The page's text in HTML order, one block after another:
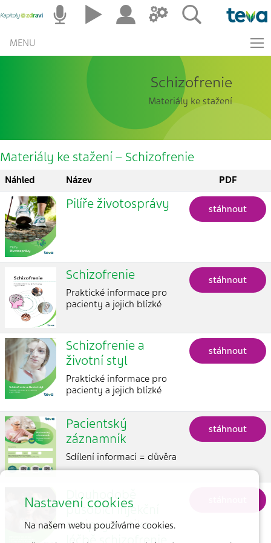
MENU
Schizofrenie
Materiály ke stažení
Materiály ke stažení – Schizofrenie
Náhled Název PDF
Pilíře životosprávy stáhnout
Schizofrenie
Praktické informace pro
pacienty a jejich blízké
stáhnout
Schizofrenie a
životní styl
Praktické informace pro
pacienty a jejich blízké
stáhnout
Pacientský
záznamník
Sdílení informací = důvěra
stáhnout
Dlouhodobě
působící injekční
antipsychotika v
Nastavení cookies
Na našem webu používáme cookies.